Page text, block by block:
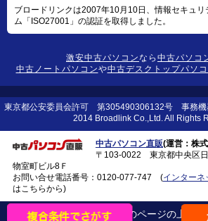
ブロードリンクは2007年10月10日、情報セキュリ
ム「ISO27001」の認証を取得しました。
激安中古パソコンなら 中古パソコ
中古ノートパソコンや中古デスクトップパソ
東京都公安委員会許可 第305490306132号 事務
2014 Broadlink Co.,Ltd. All Rights
中古パソコン直販(運営：株
〒103-0022 東京都中央区
物室町ビル8Ｆ
お問い合せ電話番号： 0120-077-747 (インターネ
はこちらから)
このページの上に